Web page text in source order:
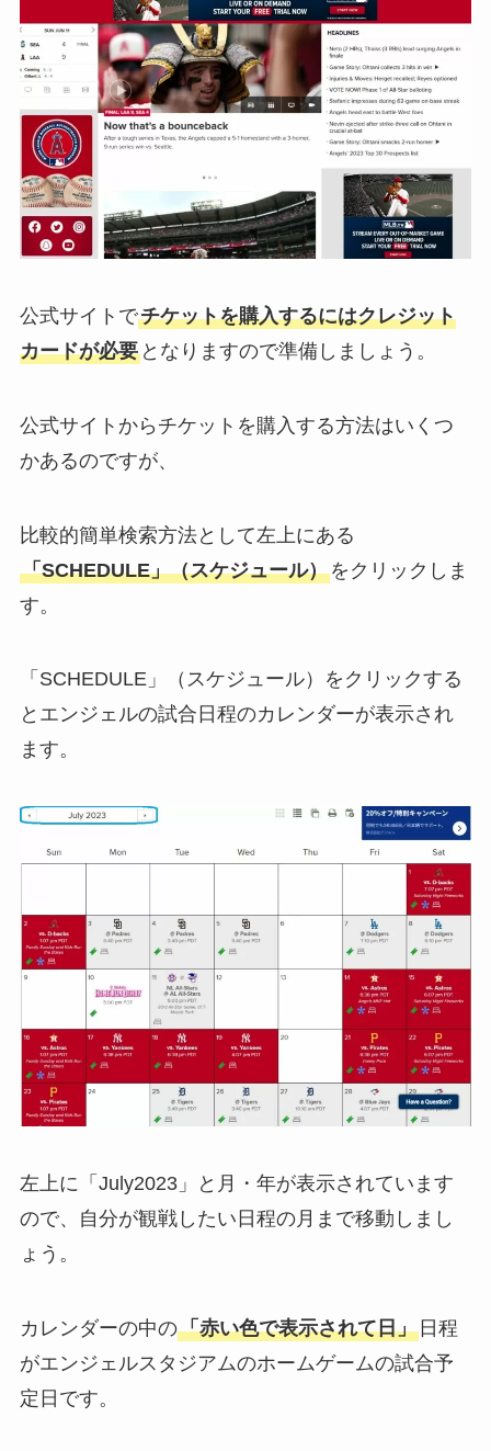
公式サイトでチケットを購入するにはクレジット
カードが必要となりますので準備しましょう。
公式サイトからチケットを購入する方法はいくつ
かあるのですが、
比較的簡単検索方法として左上にある
「SCHEDULE」（スケジュール）をクリックしま
す。
「SCHEDULE」（スケジュール）をクリックする
とエンジェルの試合日程のカレンダーが表示され
ます。
左上に「July2023」と月・年が表示されています
ので、自分が観戦したい日程の月まで移動しまし
ょう。
カレンダーの中の「赤い色で表示されて日」日程
がエンジェルスタジアムのホームゲームの試合予
定日です。